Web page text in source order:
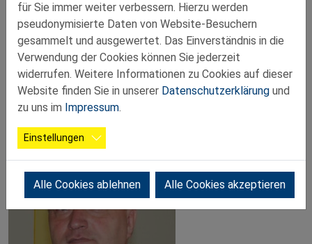
Vorstand
Vorstand der Ortsgruppe Brunn an der
Wild
für Sie immer weiter verbessern. Hierzu werden
pseudonymisierte Daten von Website-Besuchern
gesammelt und ausgewertet. Das Einverständnis in die
Verwendung der Cookies können Sie jederzeit
widerrufen. Weitere Informationen zu Cookies auf dieser
Website finden Sie in unserer Datenschutzerklärung und
zu uns im Impressum.
Einstellungen
Alle Cookies ablehnen Alle Cookies akzeptieren